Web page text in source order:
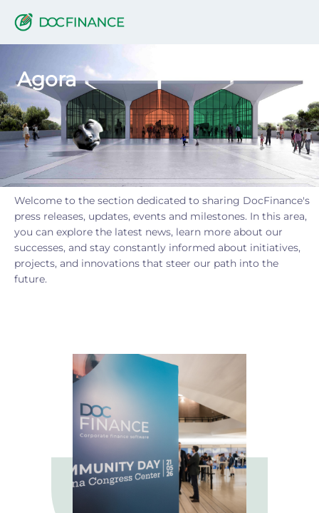
Agora
Welcome to the section dedicated to sharing DocFinance's
press releases, updates, events and milestones. In this area,
you can explore the latest news, learn more about our
successes, and stay constantly informed about initiatives,
projects, and innovations that steer our path into the
future.